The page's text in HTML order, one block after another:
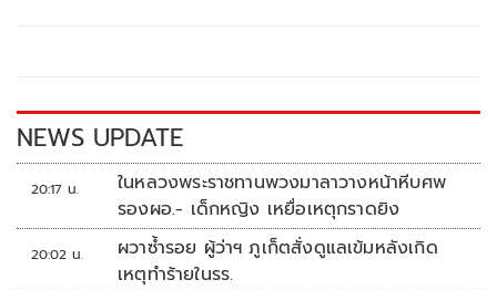
k k
NEWS UPDATE
20:17 น.
ในหลวงพระราชทานพวงมาลาวางหน้าหีบศพ
รองผอ.- เด็กหญิง เหยื่อเหตุกราดยิง
20:02 น.
ผวาซ้ำรอย ผู้ว่าฯ ภูเก็ตสั่งดูแลเข้มหลังเกิด
เหตุทำร้ายในรร.